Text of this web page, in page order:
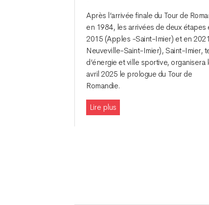
Après l’arrivée finale du Tour de
en 1984, les arrivées de deux étapes
2015 (Apples -Saint-Imier) et en
Neuveville-Saint-Imier), Saint-Imier,
d’énergie et ville sportive, organisera
avril 2025 le prologue du Tour de
Romandie.
Lire plus